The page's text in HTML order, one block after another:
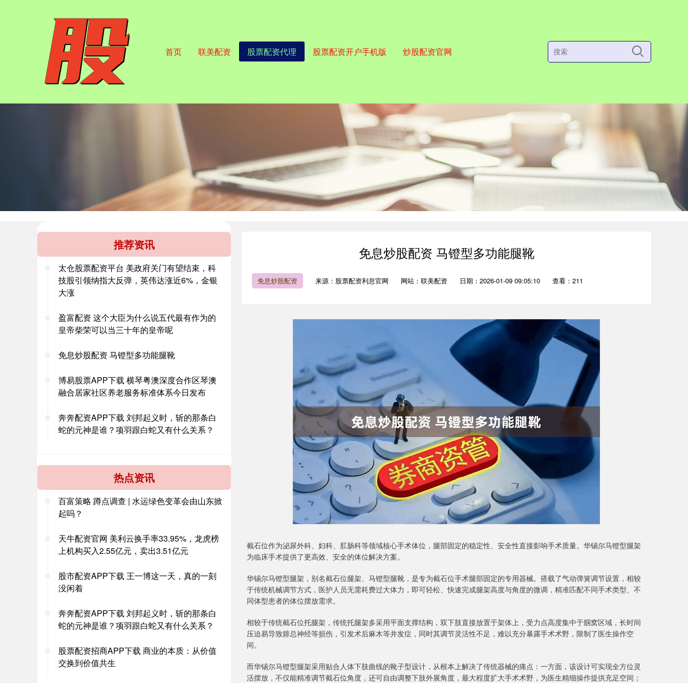
首页 联美配资 股票配资代理 股票配资开户手机版 炒股配资官网
免息炒股配资 马镫型多功能腿靴
免息炒股配资 来源：股票配资利息官网 网站：联美配资 日期：2026-01-09 09:05:10 查看：211
截石位作为泌尿外科、妇科、肛肠科等领域核心手术体位，腿部固定的稳定性、安全性直接影响手术质量。华锡尔马镫型腿架
为临床手术提供了更高效、安全的体位解决方案。
华锡尔马镫型腿架，别名截石位腿架、马镫型腿靴，是专为截石位手术腿部固定的专用器械。搭载了气动弹簧调节设置，相较
于传统机械调节方式，医护人员无需耗费过大体力，即可轻松、快速完成腿架高度与角度的微调，精准匹配不同手术类型、不
同体型患者的体位摆放需求。
相较于传统截石位托腿架，传统托腿架多采用平面支撑结构，双下肢直接放置于架体上，受力点高度集中于腘窝区域，长时间
压迫易导致腓总神经等损伤，引发术后麻木等并发症，同时其调节灵活性不足，难以充分暴露手术术野，限制了医生操作空
间。
而华锡尔马镫型腿架采用贴合人体下肢曲线的靴子型设计，从根本上解决了传统器械的痛点：一方面，该设计可实现全方位灵
活摆放，不仅能精准调节截石位角度，还可自由调整下肢外展角度，最大程度扩大手术术野，为医生精细操作提供充足空间；
推荐资讯
太仓股票配资平台 美政府关门有望结束，科
技股引领纳指大反弹，英伟达涨近6%，金银
大涨
盈富配资 这个大臣为什么说五代最有作为的
皇帝柴荣可以当三十年的皇帝呢
免息炒股配资 马镫型多功能腿靴
博易股票APP下载 横琴粤澳深度合作区琴澳
融合居家社区养老服务标准体系今日发布
奔奔配资APP下载 刘邦起义时，斩的那条白
蛇的元神是谁？项羽跟白蛇又有什么关系？
热点资讯
百富策略 蹲点调查 | 水运绿色变革会由山东掀
起吗？
天牛配资官网 美利云换手率33.95%，龙虎榜
上机构买入2.55亿元，卖出3.51亿元
股市配资APP下载 王一博这一天，真的一刻
没闲着
奔奔配资APP下载 刘邦起义时，斩的那条白
蛇的元神是谁？项羽跟白蛇又有什么关系？
股票配资招商APP下载 商业的本质：从价值
交换到价值共生